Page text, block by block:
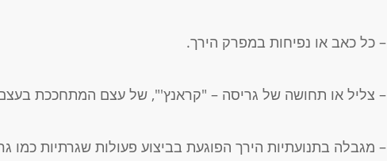
– כל כאב או נפיחות במפרק הירך.
– צליל או תחושה של גריסה – "קראנץ'", של עצם המתחככת
– מגבלה בתנועתיות הירך הפוגעת בביצוע פעולות שגרתיות כמו